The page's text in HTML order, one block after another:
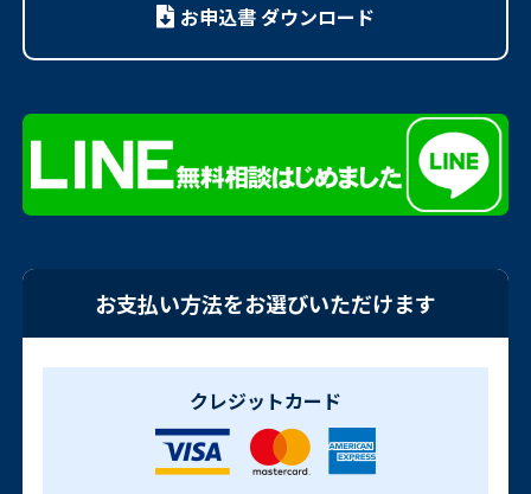
お申込書 ダウンロード
お支払い方法をお選びいただけます
クレジットカード